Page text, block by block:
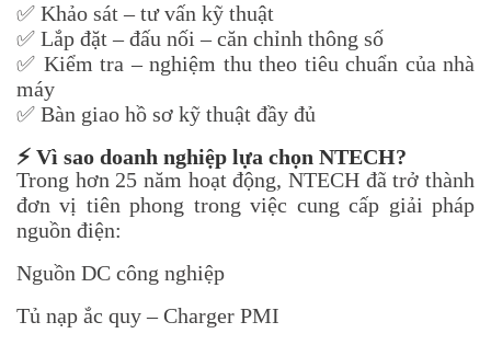
✅ Khảo sát – tư vấn kỹ thuật
✅ Lắp đặt – đấu nối – căn chỉnh thông số
✅ Kiểm tra – nghiệm thu theo tiêu chuẩn của nhà
máy
✅ Bàn giao hồ sơ kỹ thuật đầy đủ
⚡ Vì sao doanh nghiệp lựa chọn NTECH?
Trong hơn 25 năm hoạt động, NTECH đã trở thành
đơn vị tiên phong trong việc cung cấp giải pháp
nguồn điện:
Nguồn DC công nghiệp
Tủ nạp ắc quy – Charger PMI